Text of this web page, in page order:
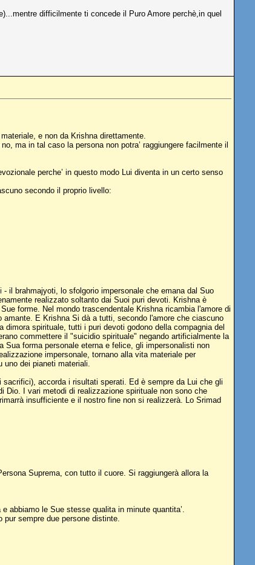
difficilmente ti concede il Puro Amore perchè,in quel
e non da Krishna direttamente.
ma in tal caso la persona non potra’ raggiungere facilmente il
perche’ in questo modo Lui diventa in un certo senso
secondo il proprio livello:
il brahmajyoti, lo sfolgorio impersonale che emana dal Suo
realizzato soltanto dai Suoi puri devoti. Krishna è
forme. Nel mondo trascendentale Krishna ricambia l'amore di
E Krishna Si dà a tutti, secondo l'amore che ciascuno
spirituale, tutti i puri devoti godono della compagnia del
commettere il "suicidio spirituale" negando artificialmente la
forma personale eterna e felice, gli impersonalisti non
impersonale, tornano alla vita materiale per
uno dei pianeti materiali.
accorda i risultati sperati. Ed è sempre da Lui che gli
Dio. I vari metodi di realizzazione spirituale non sono che
insufficiente e il nostro fine non si realizzerà. Lo Srimad
Suprema, con tutto il cuore. Si raggiungerà allora la
abbiamo le Sue stesse qualita in minute quantita’.
pur sempre due persone distinte.